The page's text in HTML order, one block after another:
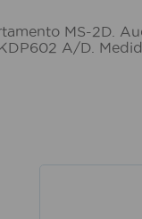
MS-2D.
A/D.